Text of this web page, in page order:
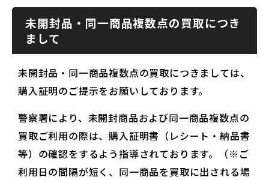
未開封品・同一商品複数点の買取につき
まして
未開封品・同一商品複数点の買取につきましては、
購入証明のご提示をお願いしております。
警察署により、未開封商品および同一商品複数点の
買取ご利用の際は、購入証明書（レシート・納品書
等）の確認をするよう指導されております。（※ご
利用日の間隔が短く、同一商品を買取に出される場